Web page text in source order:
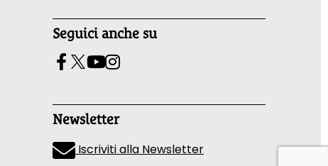
Seguici anche su
Newsletter
Iscriviti alla Newsletter